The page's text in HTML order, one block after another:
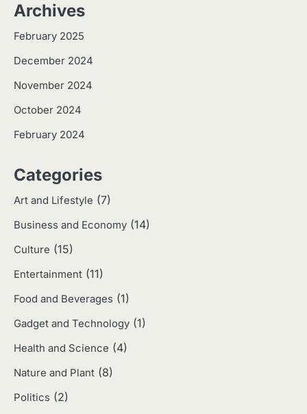
Archives
February 2025
December 2024
November 2024
October 2024
February 2024
Categories
Art and Lifestyle (7)
Business and Economy (14)
Culture (15)
Entertainment (11)
Food and Beverages (1)
Gadget and Technology (1)
Health and Science (4)
Nature and Plant (8)
Politics (2)
2
Harga Emas Hari Ini: Panduan untuk
Eco Contributor
4
Jasa Menulis: Peluang Bisnis Kreatif
di Era Digital
Eco Contributor
Jasa Desain: Peluang Usaha Kreatif
di Era Digital